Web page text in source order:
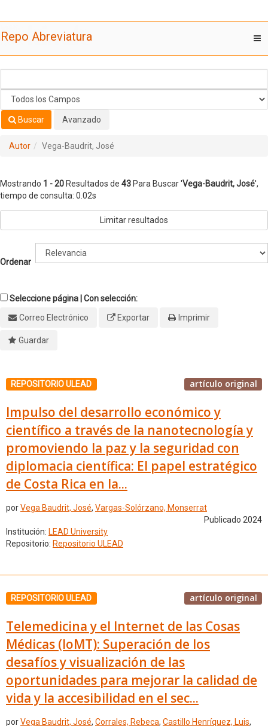
Repo Abreviatura
Buscar Avanzado
Autor Vega-Baudrit, José
Mostrando 1 - 20 Resultados de 43 Para Buscar 'Vega-Baudrit, José',
tiempo de consulta: 0.02s
Limitar resultados
Ordenar
Seleccione página | Con selección:
Correo Electrónico
Exportar Imprimir
Guardar
REPOSITORIO ULEAD artículo original
Impulso del desarrollo económico y
científico a través de la nanotecnología y
promoviendo la paz y la seguridad con
diplomacia científica: El papel estratégico
de Costa Rica en la...
porVega Baudrit, José, Vargas-Solórzano, Monserrat
Publicado 2024
Institución: LEAD University
Repositorio: Repositorio ULEAD
REPOSITORIO ULEAD artículo original
Telemedicina y el Internet de las Cosas
Médicas (IoMT): Superación de los
desafíos y visualización de las
oportunidades para mejorar la calidad de
vida y la accesibilidad en el sec...
porVega Baudrit, José, Corrales, Rebeca, Castillo Henríquez, Luis,